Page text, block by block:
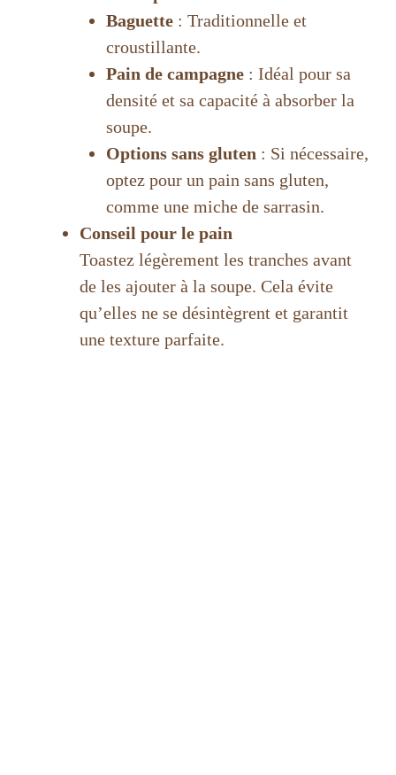
d
e
Baguette : Traditionnelle et
croustillante.
Pain de campagne : Idéal pour sa
densité et sa capacité à absorber la
soupe.
Options sans gluten : Si nécessaire,
optez pour un pain sans gluten,
comme une miche de sarrasin.
Conseil pour le pain
Toastez légèrement les tranches avant
de les ajouter à la soupe. Cela évite
qu’elles ne se désintègrent et garantit
une texture parfaite.